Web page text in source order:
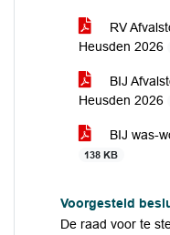
RV
Heusden 2026
BIJ
Heusden 2026
BIJ was-
138 KB
Voorgesteld
De raad voor te